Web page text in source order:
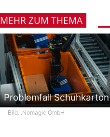
MEHR ZUM THEMA
Problemfall Schuhkarton
Bild: .Nomagic GmbH